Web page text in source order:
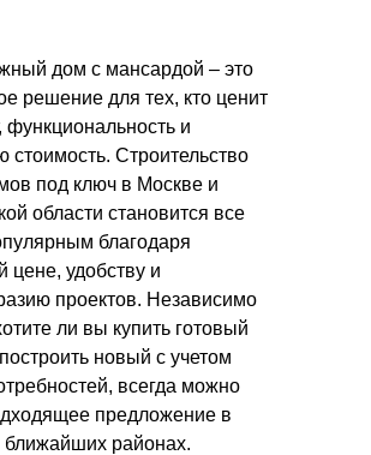
дом с мансардой – это
решение для тех, кто ценит
функциональность и
стоимость. Строительство
под ключ в Москве и
области становится все
благодаря
цене, удобству и
проектов. Независимо
ли вы купить готовый
новый с учетом
всегда можно
предложение в
районах.